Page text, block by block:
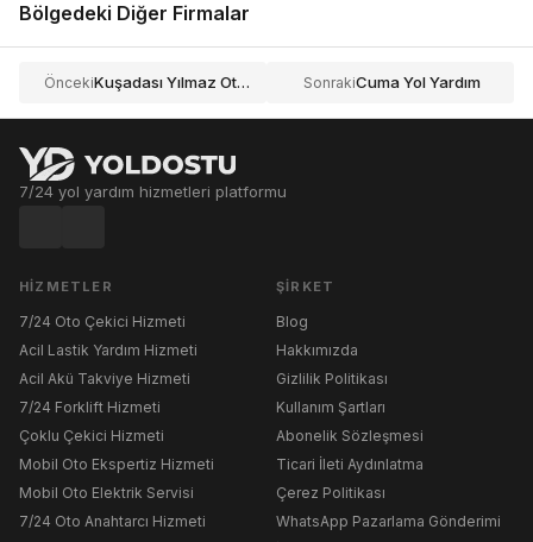
Bölgedeki Diğer Firmalar
Önceki Kuşadası Yılmaz Oto Lastik Yol Yardım SonrakiCuma Yol Yardım
7/24 yol yardım hizmetleri platformu
HIZMETLER
7/24 Oto Çekici Hizmeti
Acil Lastik Yardım Hizmeti
Acil Akü Takviye Hizmeti
7/24 Forklift Hizmeti
Çoklu Çekici Hizmeti
Mobil Oto Ekspertiz Hizmeti
Mobil Oto Elektrik Servisi
7/24 Oto Anahtarcı Hizmeti
ŞIRKET
Blog
Hakkımızda
Gizlilik Politikası
Kullanım Şartları
Abonelik Sözleşmesi
Ticari İleti Aydınlatma
Çerez Politikası
WhatsApp Pazarlama Gönderimi